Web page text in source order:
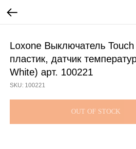
Loxone Выключатель
пластик, датчик
White) арт. 100221
SKU: 100221
OUT OF STOCK